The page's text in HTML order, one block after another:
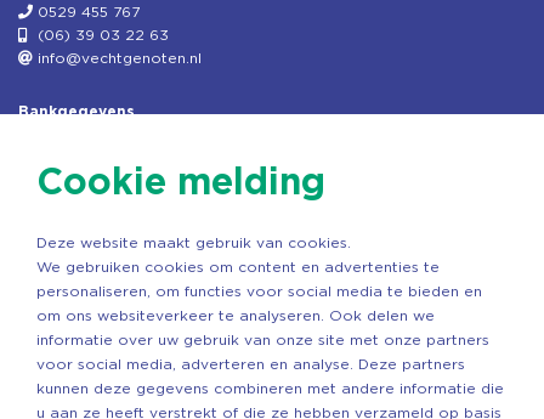
0529 455 767
(06) 39 03 22 63
info@vechtgenoten.nl
Bankgegevens
Rek.nr: NL85RABO0127579230
Copyright ©2026 Vechtgenoten
Cookie melding
Deze website maakt gebruik van cookies.
We gebruiken cookies om content en advertenties te
personaliseren, om functies voor social media te bieden en
om ons websiteverkeer te analyseren. Ook delen we
informatie over uw gebruik van onze site met onze partners
voor social media, adverteren en analyse. Deze partners
kunnen deze gegevens combineren met andere informatie die
u aan ze heeft verstrekt of die ze hebben verzameld op basis